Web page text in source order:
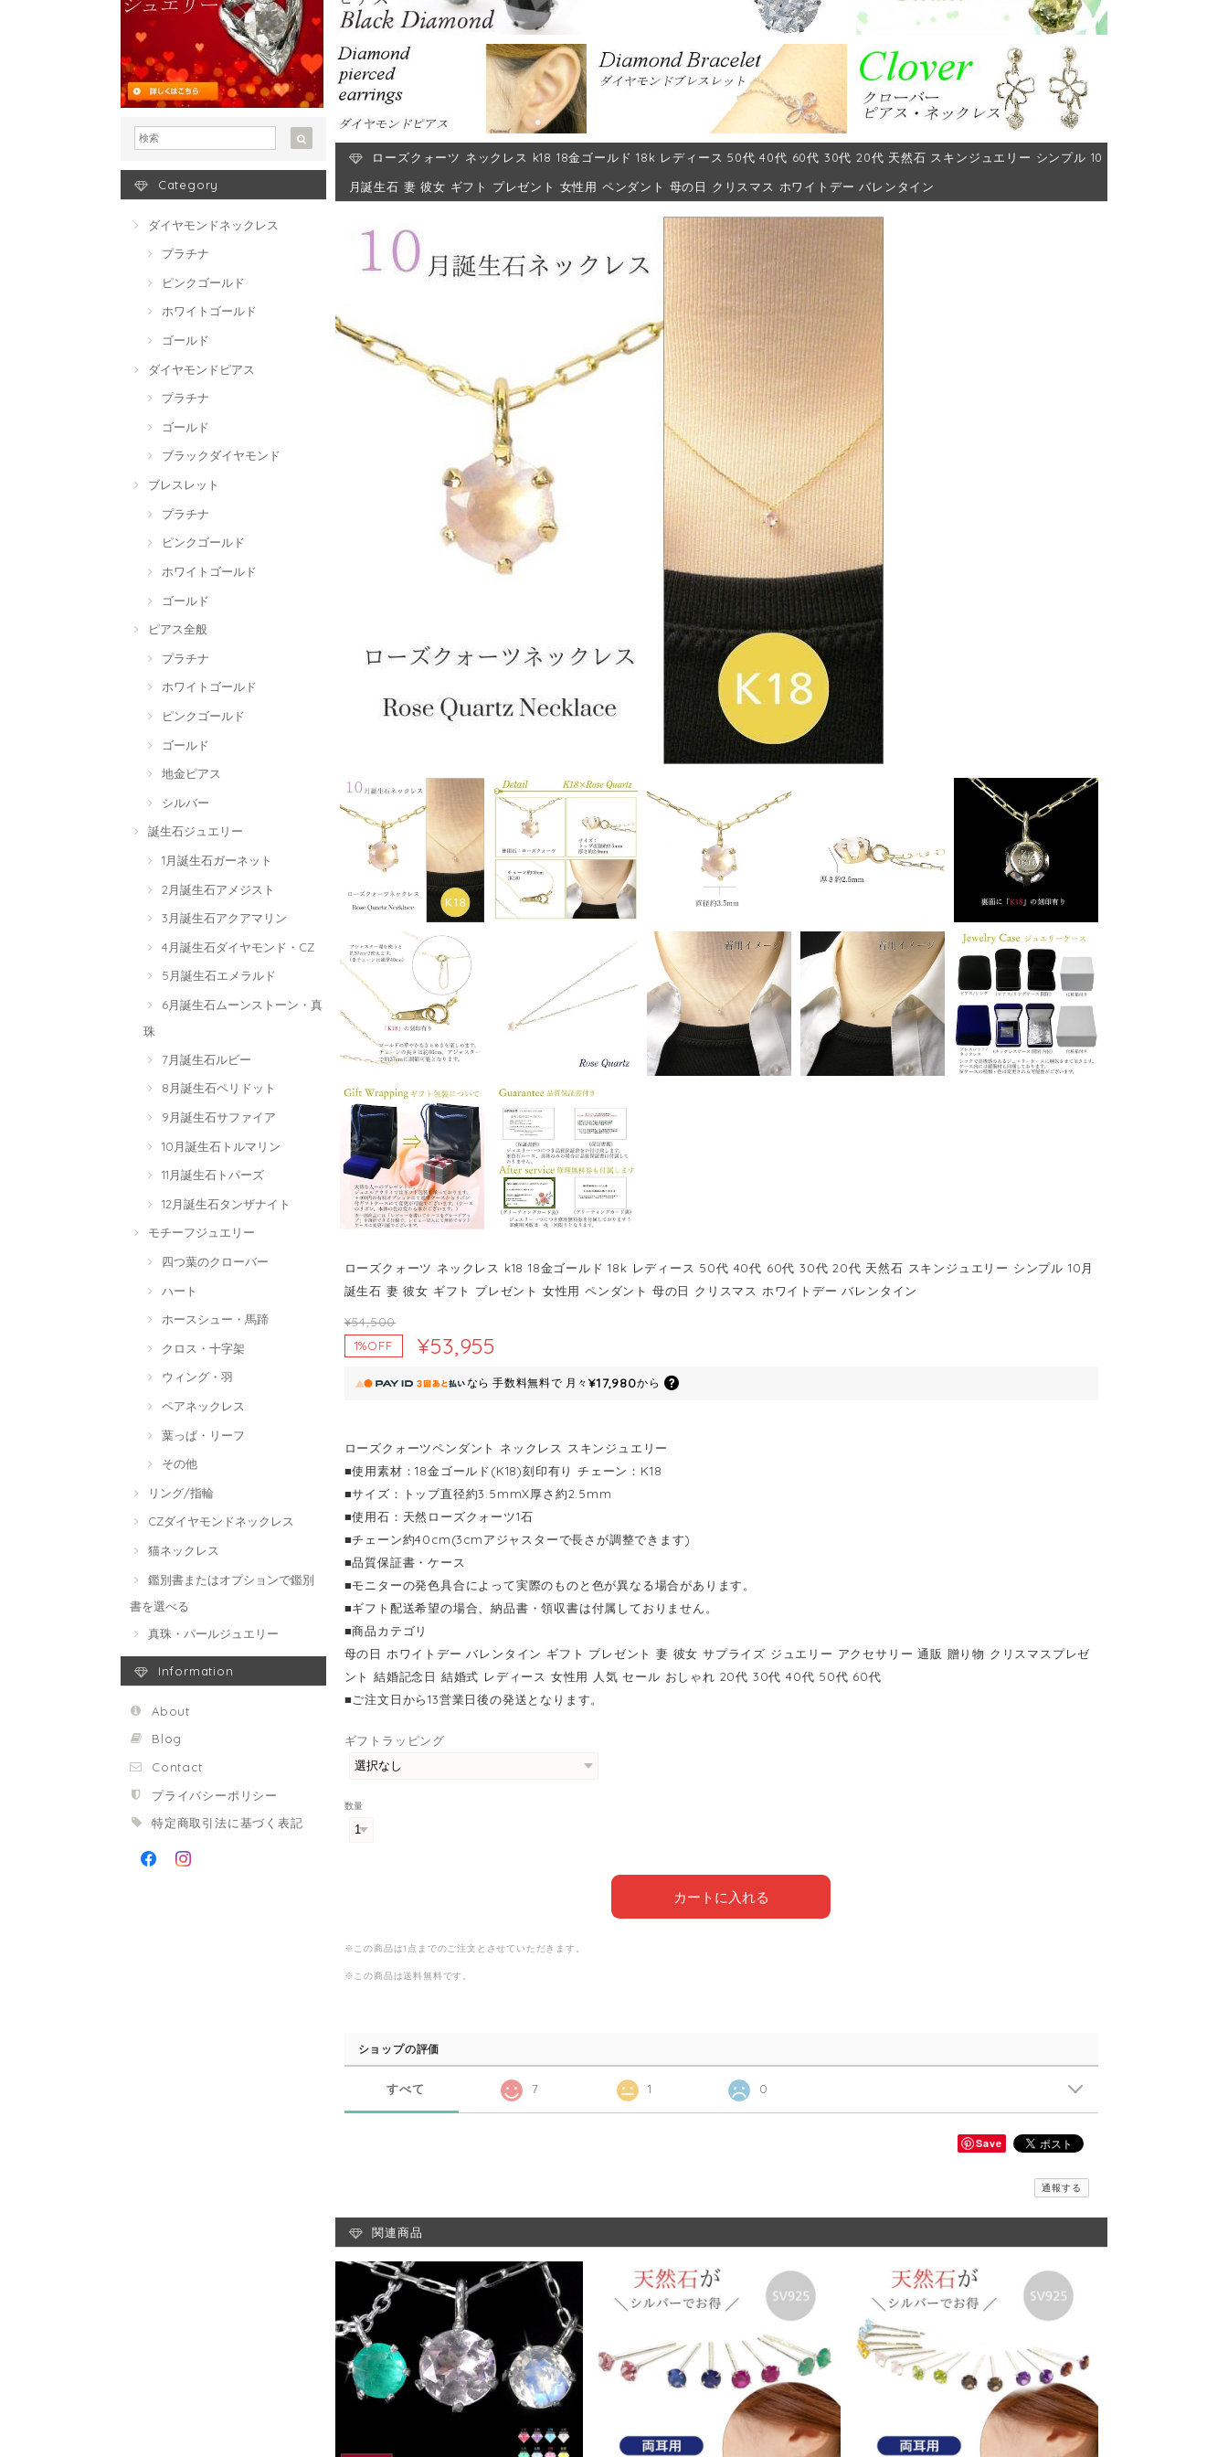
Category
ダイヤモンドネックレス
プラチナ
ピンクゴールド
ホワイトゴールド
ゴールド
ダイヤモンドピアス
プラチナ
ゴールド
ブラックダイヤモンド
ブレスレット
プラチナ
ピンクゴールド
ホワイトゴールド
ゴールド
ピアス全般
プラチナ
ホワイトゴールド
ピンクゴールド
ゴールド
地金ピアス
シルバー
誕生石ジュエリー
1月誕生石ガーネット
2月誕生石アメジスト
3月誕生石アクアマリン
4月誕生石ダイヤモンド・CZ
5月誕生石エメラルド
6月誕生石ムーンストーン・真
珠
7月誕生石ルビー
8月誕生石ペリドット
9月誕生石サファイア
10月誕生石トルマリン
11月誕生石トパーズ
12月誕生石タンザナイト
モチーフジュエリー
四つ葉のクローバー
ハート
ホースシュー・馬蹄
クロス・十字架
ウィング・羽
ペアネックレス
葉っぱ・リーフ
その他
リング/指輪
CZダイヤモンドネックレス
猫ネックレス
鑑別書またはオプションで鑑別
書を選べる
真珠・パールジュエリー
Information
About
Blog
Contact
プライバシーポリシー
特定商取引法に基づく表記
ローズクォーツ ネックレス k18 18金ゴールド 18k レディース 50代 40代 60代 30代 20代 天然石 スキンジュエリー シンプル 10
月誕生石 妻 彼女 ギフト プレゼント 女性用 ペンダント 母の日 クリスマス ホワイトデー バレンタイン
ローズクォーツ ネックレス k18 18金ゴールド 18k レディース 50代 40代 60代 30代 20代 天然石 スキンジュエリー シンプル 10月
誕生石 妻 彼女 ギフト プレゼント 女性用 ペンダント 母の日 クリスマス ホワイトデー バレンタイン
¥54,500
1%OFF
¥53,955
なら 手数料無料で 月々¥17,980から
ローズクォーツペンダント ネックレス スキンジュエリー
■使用素材：18金ゴールド(K18)刻印有り チェーン：K18
■サイズ：トップ直径約3.5mmX厚さ約2.5mm
■使用石：天然ローズクォーツ1石
■チェーン約40cm(3cmアジャスターで長さが調整できます)
■品質保証書・ケース
■モニターの発色具合によって実際のものと色が異なる場合があります。
■ギフト配送希望の場合、納品書・領収書は付属しておりません。
■商品カテゴリ
母の日 ホワイトデー バレンタイン ギフト プレゼント 妻 彼女 サプライズ ジュエリー アクセサリー 通販 贈り物 クリスマスプレゼ
ント 結婚記念日 結婚式 レディース 女性用 人気 セール おしゃれ 20代 30代 40代 50代 60代
■ご注文日から13営業日後の発送となります。
ギフトラッピング
数量
カートに入れる
※この商品は1点までのご注文とさせていただきます。
※この商品は送料無料です。
ショップの評価
すべて 7 1 0
Save
通報する
関連商品